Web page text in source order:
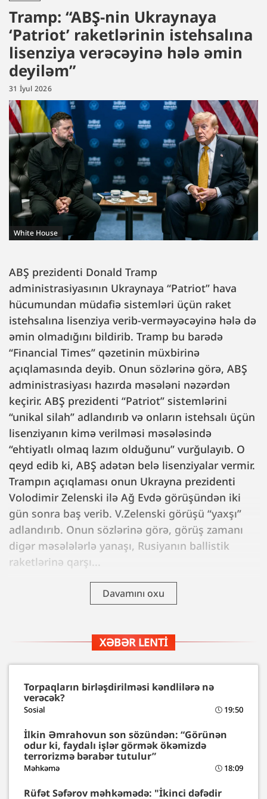
Tramp: “ABŞ-nin Ukraynaya
‘Patriot’ raketlərinin istehsalına
lisenziya verəcəyinə hələ əmin
deyiləm”
31 İyul 2026
White House
ABŞ prezidenti Donald Tramp
administrasiyasının Ukraynaya “Patriot” hava
hücumundan müdafiə sistemləri üçün raket
istehsalına lisenziya verib-verməyəcəyinə hələ də
əmin olmadığını bildirib. Tramp bu barədə
“Financial Times” qəzetinin müxbirinə
açıqlamasında deyib. Onun sözlərinə görə, ABŞ
administrasiyası hazırda məsələni nəzərdən
keçirir. ABŞ prezidenti “Patriot” sistemlərini
“unikal silah” adlandırıb və onların istehsalı üçün
lisenziyanın kimə verilməsi məsələsində
“ehtiyatlı olmaq lazım olduğunu” vurğulayıb. O
qeyd edib ki, ABŞ adətən belə lisenziyalar vermir.
Trampın açıqlaması onun Ukrayna prezidenti
Volodimir Zelenski ilə Ağ Evdə görüşündən iki
gün sonra baş verib. V.Zelenski görüşü “yaxşı”
adlandırıb. Onun sözlərinə görə, görüş zamanı
digər məsələlərlə yanaşı, Rusiyanın ballistik
raketlərinə qarşı...
Davamını oxu
XƏBƏR LENTI
Torpaqların birləşdirilməsi kəndlilərə nə
verəcək?
Sosial 19:50
İlkin Əmrahovun son sözündən: “Görünən
odur ki, faydalı işlər görmək ökəmizdə
terrorizmə bərabər tutulur”
Məhkəmə 18:09
Rüfət Səfərov məhkəmədə: "İkinci dəfədir